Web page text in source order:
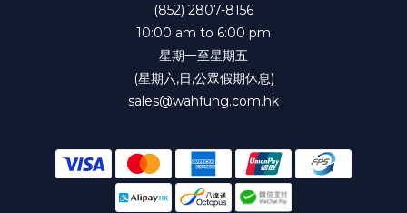
(852) 2807-8156
10:00 am to 6:00 pm
星期一至星期五
(星期六,日,公眾假期休息)
sales@wahfung.com.hk